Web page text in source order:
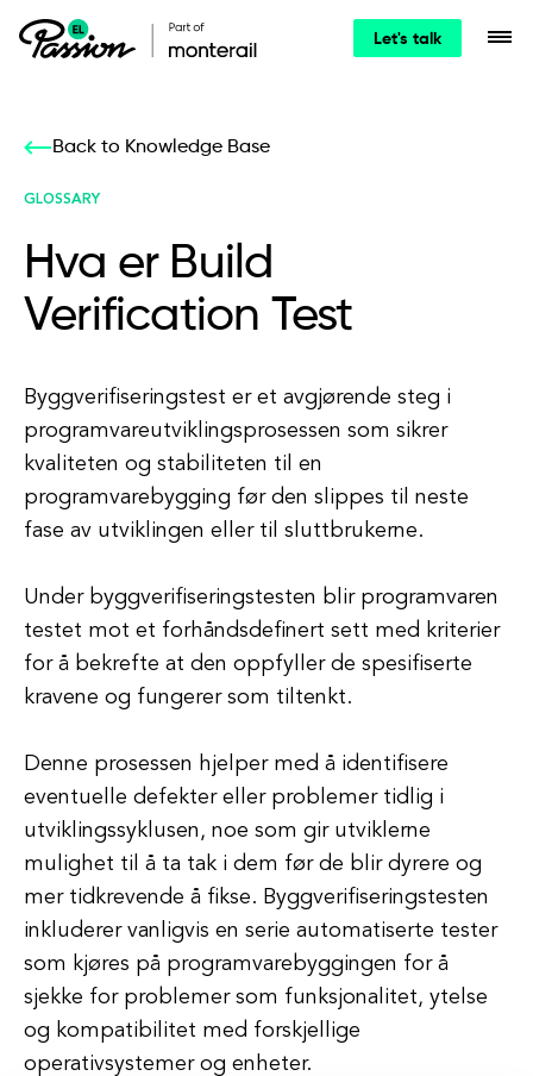
Let's talk
Back to Knowledge Base
GLOSSARY
Hva er Build
Verification Test
Byggverifiseringstest er et avgjørende steg i
programvareutviklingsprosessen som sikrer
kvaliteten og stabiliteten til en
programvarebygging før den slippes til neste
fase av utviklingen eller til sluttbrukerne.
Under byggverifiseringstesten blir programvaren
testet mot et forhåndsdefinert sett med kriterier
for å bekrefte at den oppfyller de spesifiserte
kravene og fungerer som tiltenkt.
Denne prosessen hjelper med å identifisere
eventuelle defekter eller problemer tidlig i
utviklingssyklusen, noe som gir utviklerne
mulighet til å ta tak i dem før de blir dyrere og
mer tidkrevende å fikse. Byggverifiseringstesten
inkluderer vanligvis en serie automatiserte tester
som kjøres på programvarebyggingen for å
sjekke for problemer som funksjonalitet, ytelse
og kompatibilitet med forskjellige
operativsystemer og enheter.